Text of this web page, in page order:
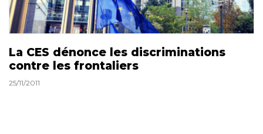
La CES dénonce les discriminations
contre les frontaliers
25/11/2011